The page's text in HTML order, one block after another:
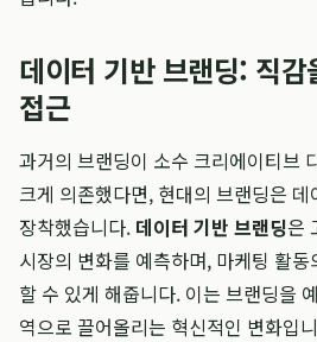
데이터 기반 브랜딩: 직감
접근
과거의 브랜딩이 소수 크리에이티브
크게 의존했다면, 현대의 브랜딩은
장착했습니다. 데이터 기반 브랜딩은
시장의 변화를 예측하며, 마케팅 활
할 수 있게 해줍니다. 이는 브랜딩을
역으로 끌어올리는 혁신적인 변화입